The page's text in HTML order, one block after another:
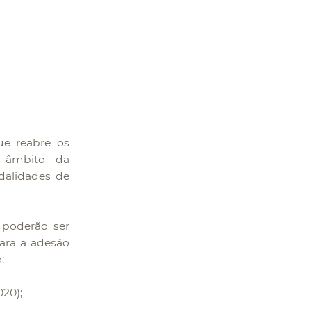
reabre os
âmbito da
de
ser
a adesão